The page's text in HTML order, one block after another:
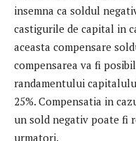
insemna ca soldul
castigurile de capital in
aceasta compensare
compensarea va fi
randamentului
25%. Compensatia in
un sold negativ poate fi
urmatori.